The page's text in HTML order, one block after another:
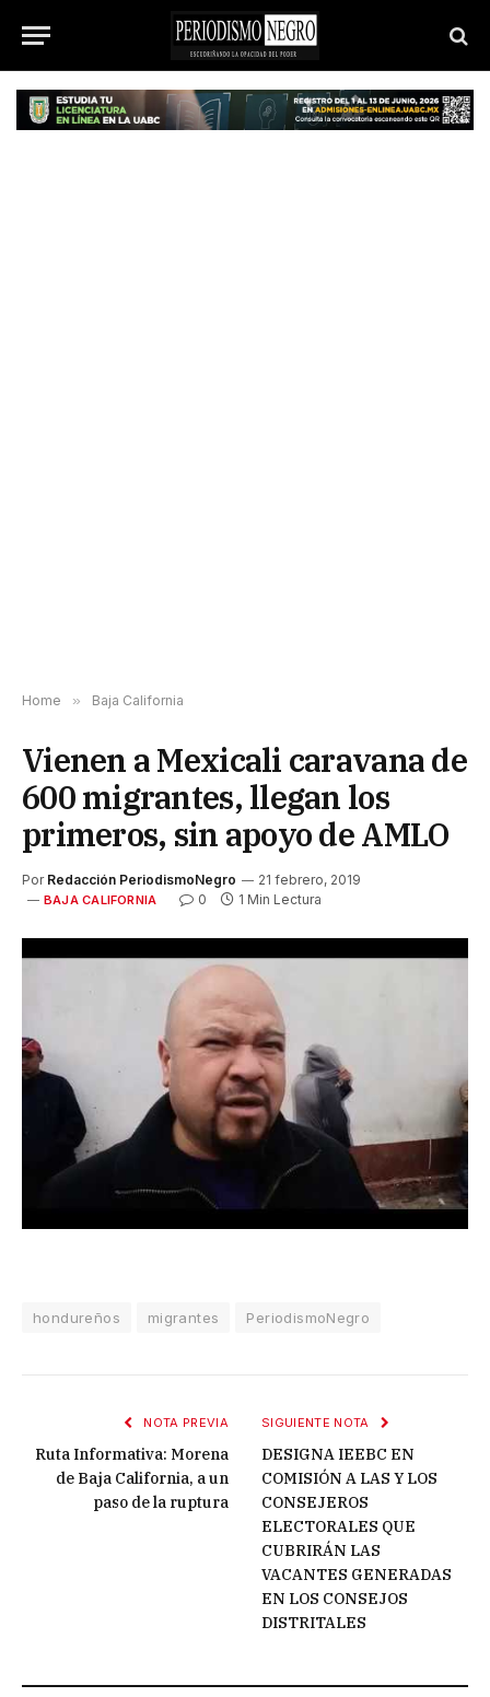
Home » Baja California
Vienen a Mexicali caravana de
600 migrantes, llegan los
primeros, sin apoyo de AMLO
Por Redacción PeriodismoNegro 21 febrero, 2019
BAJA CALIFORNIA 0 1 Min Lectura
hondureños migrantes PeriodismoNegro
NOTA PREVIA
Ruta Informativa: Morena
de Baja California, a un
paso de la ruptura
SIGUIENTE NOTA
DESIGNA IEEBC EN
COMISIÓN A LAS Y LOS
CONSEJEROS
ELECTORALES QUE
CUBRIRÁN LAS
VACANTES GENERADAS
EN LOS CONSEJOS
DISTRITALES